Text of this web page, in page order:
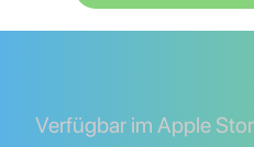
Verfügbar im Apple